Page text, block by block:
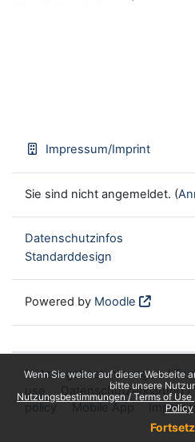
Wenn Sie weiter auf dieser Webseite
bitte unsere
Nutzungsbestimmungen / Terms of Use
Policy
Impressum/Imprint
Sie sind nicht angemeldet. (
Datenschutzinfos
Standarddesign
Powered by Moodle
Nutzungsbestimmungen /
use
Datenschutzerklärung /
policy
Mobile App